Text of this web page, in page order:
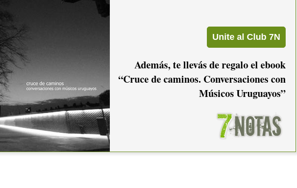
Además, te llevás de regalo el ebook
“Cruce de caminos. Conversaciones con
Músicos Uruguayos”